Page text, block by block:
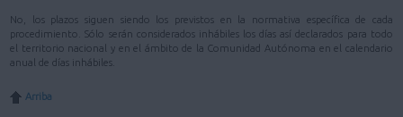
No, los plazos siguen siendo los previstos en la normativa específica de cada
procedimiento. Sólo serán considerados inhábiles los días así declarados para todo
el territorio nacional y en el ámbito de la Comunidad Autónoma en el calendario
anual de días inhábiles.
Arriba